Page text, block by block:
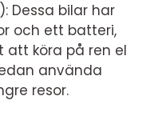
Dessa bilar har
och ett batteri,
att köra på ren el
använda
resor.